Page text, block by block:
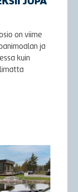
JOPA
on viime
ja
kuin